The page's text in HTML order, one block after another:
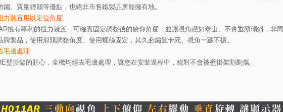
、質量輕穎等優點，也絕非市售鐵製品所能擁有地。
裝置用以定位角度
擁有專利的扭力裝置，可確實固定調整後的俯仰角度，並讓視角穩如泰山、不會垂頭傾斜，非同
製品，使用滑頭調整角度、使用螺絲固定，其久必鏽蝕卡死、視角一蹶不振。
毛邊處理
掛架的貼心，全機均經去毛邊處理，讓您在安裝過程中，絕對不會被壁掛架割劃傷。